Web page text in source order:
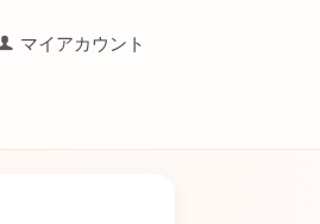
マイアカウント